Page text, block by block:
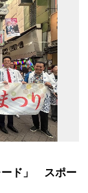
ード」 スポー